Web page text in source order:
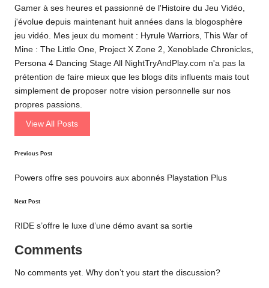
Gamer à ses heures et passionné de l'Histoire du Jeu Vidéo,
j'évolue depuis maintenant huit années dans la blogosphère
jeu vidéo. Mes jeux du moment : Hyrule Warriors, This War of
Mine : The Little One, Project X Zone 2, Xenoblade Chronicles,
Persona 4 Dancing Stage All NightTryAndPlay.com n'a pas la
prétention de faire mieux que les blogs dits influents mais tout
simplement de proposer notre vision personnelle sur nos
propres passions.
View All Posts
Post
navigation
Previous Post
Powers offre ses pouvoirs aux abonnés Playstation Plus
Next Post
RIDE s’offre le luxe d’une démo avant sa sortie
Comments
No comments yet. Why don’t you start the discussion?